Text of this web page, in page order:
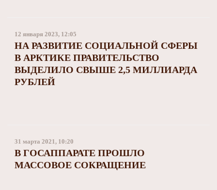
12 января 2023, 12:05
НА РАЗВИТИЕ СОЦИАЛЬНОЙ СФЕРЫ
В АРКТИКЕ ПРАВИТЕЛЬСТВО
ВЫДЕЛИЛО СВЫШЕ 2,5 МИЛЛИАРДА
РУБЛЕЙ
31 марта 2021, 10:20
В ГОСАППАРАТЕ ПРОШЛО
МАССОВОЕ СОКРАЩЕНИЕ